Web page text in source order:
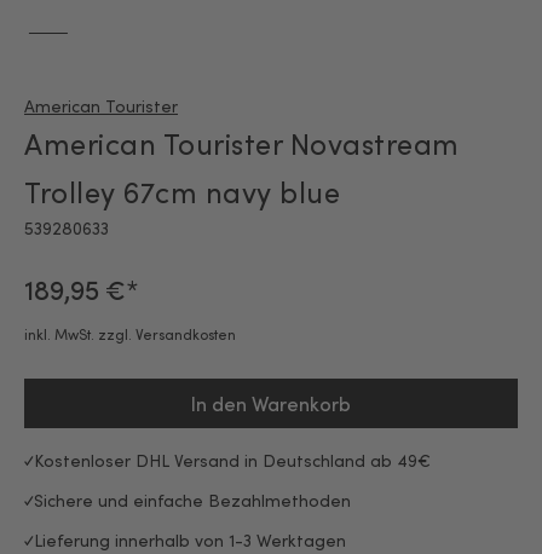
American Tourister
American Tourister Novastream
Trolley 67cm navy blue
539280633
189,95 €*
inkl. MwSt. zzgl. Versandkosten
In den Warenkorb
Kostenloser DHL Versand in Deutschland ab 49€
Sichere und einfache Bezahlmethoden
Lieferung innerhalb von 1-3 Werktagen